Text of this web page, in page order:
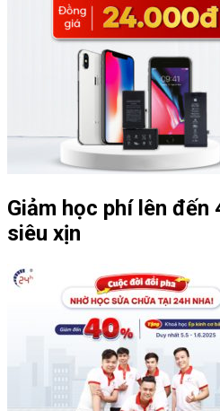
Giảm học phí lên đến
siêu xịn